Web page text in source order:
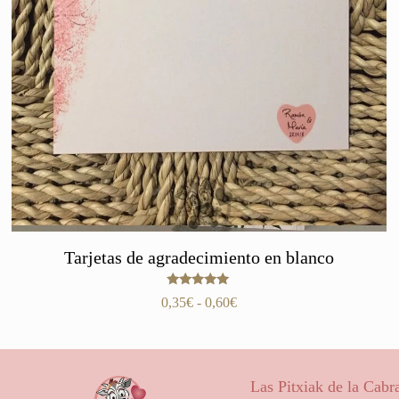
Tarjetas de agradecimiento en blanco
Valorado
con
0,35€ - 0,60€Rango
hasta
Las Pitxiak de la